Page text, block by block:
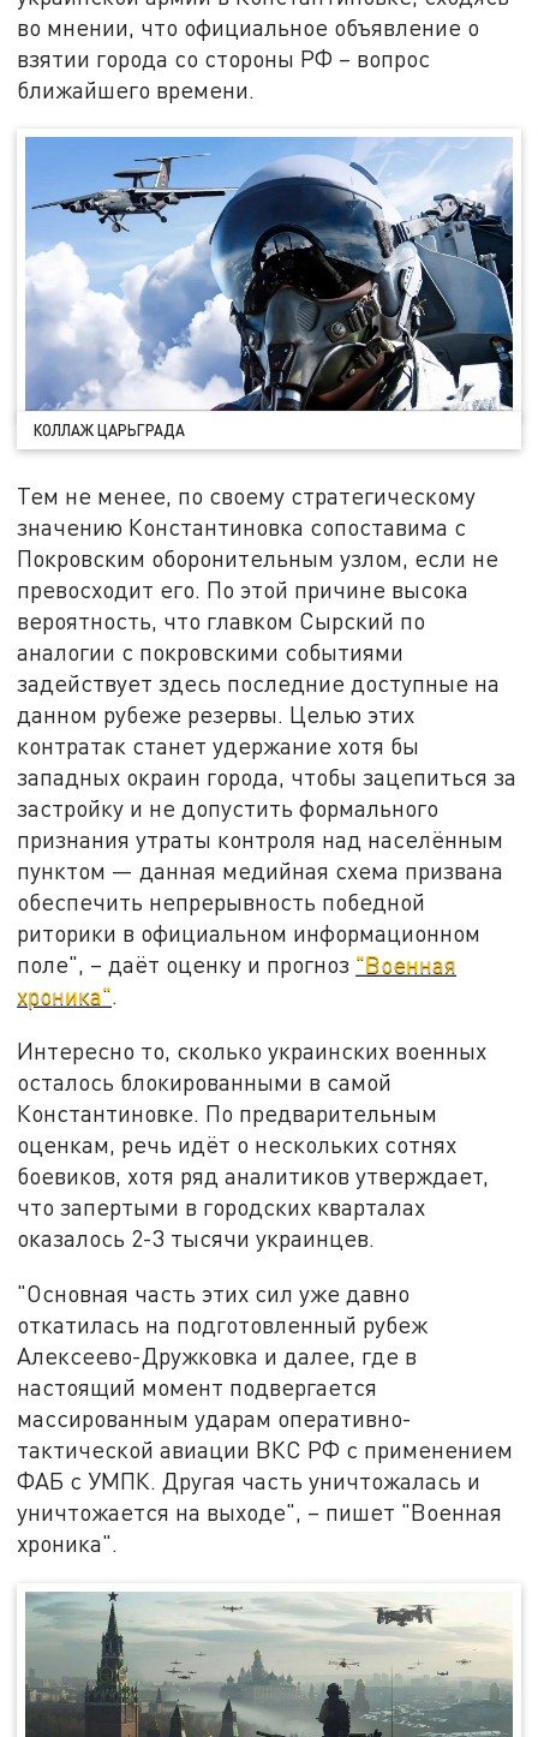
во мнении, что официальное объявление о
взятии города со стороны РФ – вопрос
ближайшего времени.
КОЛЛАЖ ЦАРЬГРАДА
Тем не менее, по своему стратегическому
значению Константиновка сопоставима с
Покровским оборонительным узлом, если не
превосходит его. По этой причине высока
вероятность, что главком Сырский по
аналогии с покровскими событиями
задействует здесь последние доступные на
данном рубеже резервы. Целью этих
контратак станет удержание хотя бы
западных окраин города, чтобы зацепиться за
застройку и не допустить формального
признания утраты контроля над населённым
пунктом — данная медийная схема призвана
обеспечить непрерывность победной
риторики в официальном информационном
поле", – даёт оценку и прогноз "Военная
хроника".
Интересно то, сколько украинских военных
осталось блокированными в самой
Константиновке. По предварительным
оценкам, речь идёт о нескольких сотнях
боевиков, хотя ряд аналитиков утверждает,
что запертыми в городских кварталах
оказалось 2-3 тысячи украинцев.
"Основная часть этих сил уже давно
откатилась на подготовленный рубеж
Алексеево-Дружковка и далее, где в
настоящий момент подвергается
массированным ударам оперативно-
тактической авиации ВКС РФ с применением
ФАБ с УМПК. Другая часть уничтожалась и
уничтожается на выходе", – пишет "Военная
хроника".